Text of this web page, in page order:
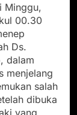
Minggu,
00.30
Ds.
dalam
menjelang
salah
dibuka
yang